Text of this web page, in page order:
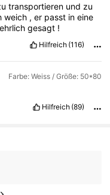
transportieren und zu
weich ,er passt ineine
ehrlichgesagt !
Hilfreich (116)
Farbe: Weiss / Größe: 50*80
Hilfreich (89)